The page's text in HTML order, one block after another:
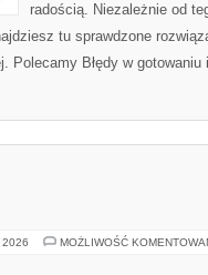
radością. Niezależnie od
tu sprawdzone
Polecamy Błędy w
2026 MOŻLIWOŚĆ